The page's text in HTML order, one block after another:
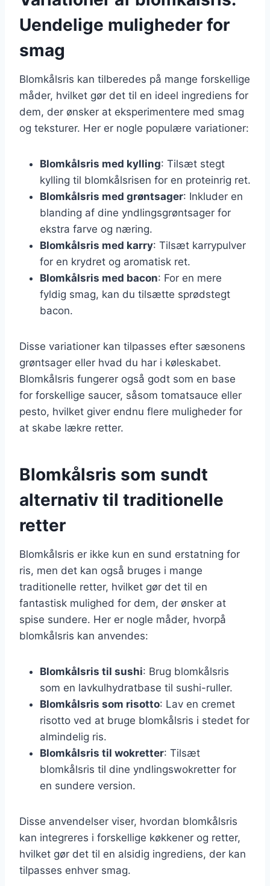
Uendelige muligheder for
smag
Blomkålsris kan tilberedes på mange forskellige
måder, hvilket gør det til en ideel ingrediens for
dem, der ønsker at eksperimentere med smag
og teksturer. Her er nogle populære variationer:
Blomkålsris med kylling: Tilsæt stegt
kylling til blomkålsrisen for en proteinrig ret.
Blomkålsris med grøntsager: Inkluder en
blanding af dine yndlingsgrøntsager for
ekstra farve og næring.
Blomkålsris med karry: Tilsæt karrypulver
for en krydret og aromatisk ret.
Blomkålsris med bacon: For en mere
fyldig smag, kan du tilsætte sprødstegt
bacon.
Disse variationer kan tilpasses efter sæsonens
grøntsager eller hvad du har i køleskabet.
Blomkålsris fungerer også godt som en base
for forskellige saucer, såsom tomatsauce eller
pesto, hvilket giver endnu flere muligheder for
at skabe lækre retter.
Blomkålsris som sundt
alternativ til traditionelle
retter
Blomkålsris er ikke kun en sund erstatning for
ris, men det kan også bruges i mange
traditionelle retter, hvilket gør det til en
fantastisk mulighed for dem, der ønsker at
spise sundere. Her er nogle måder, hvorpå
blomkålsris kan anvendes:
Blomkålsris til sushi: Brug blomkålsris
som en lavkulhydratbase til sushi-ruller.
Blomkålsris som risotto: Lav en cremet
risotto ved at bruge blomkålsris i stedet for
almindelig ris.
Blomkålsris til wokretter: Tilsæt
blomkålsris til dine yndlingswokretter for
en sundere version.
Disse anvendelser viser, hvordan blomkålsris
kan integreres i forskellige køkkener og retter,
hvilket gør det til en alsidig ingrediens, der kan
tilpasses enhver smag.